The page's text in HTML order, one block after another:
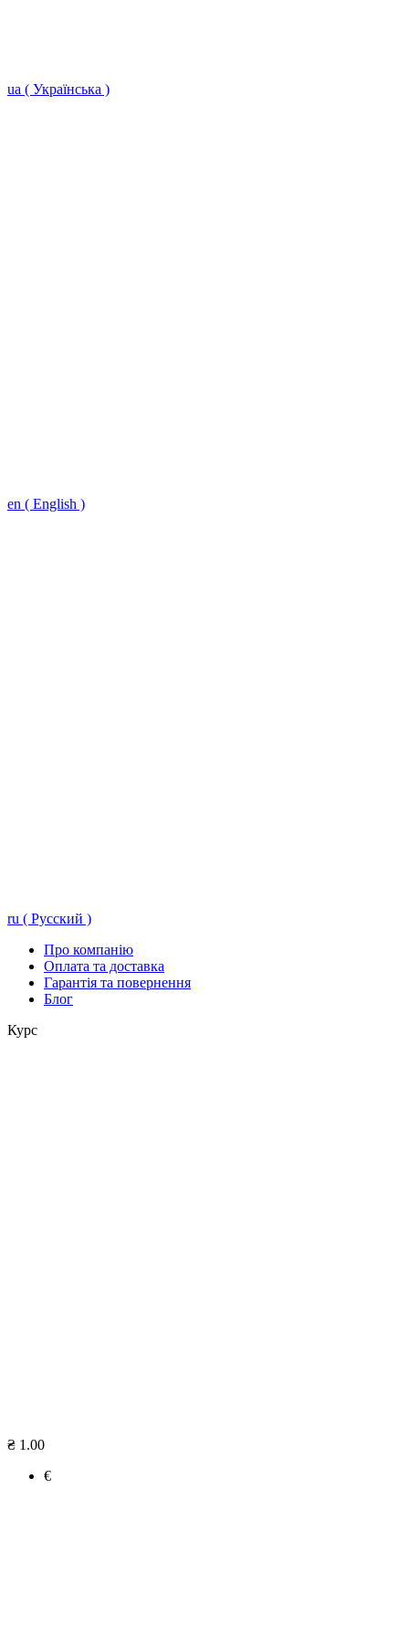
ua ( Українська )
en ( English )
ru ( Русский )
Про компанію
Оплата та доставка
Гарантія та повернення
Блог
Курс
₴ 1.00
€